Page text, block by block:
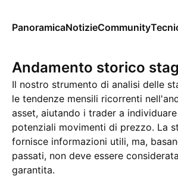
PanoramicaNotizieCommunity
Andamento storico
Il nostro strumento di analisi delle
le tendenze mensili ricorrenti
asset, aiutando i trader a
potenziali movimenti di prezzo. La
fornisce informazioni utili, ma,
passati, non deve essere
garantita.